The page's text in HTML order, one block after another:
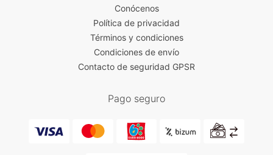
Conócenos
Política de privacidad
Términos y condiciones
Condiciones de envío
Contacto de seguridad GPSR
Pago seguro